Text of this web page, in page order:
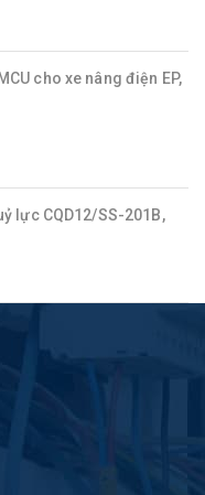
cho xe nâng điện EP,
lực CQD12/SS-201B,